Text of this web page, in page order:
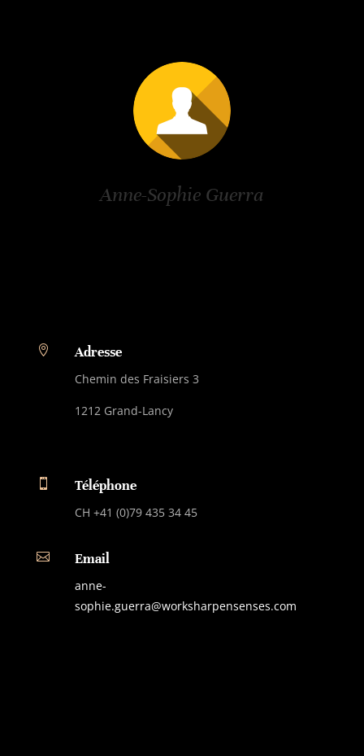
Anne-Sophie Guerra
 Adresse
Chemin des Fraisiers 3
1212 Grand-Lancy
 Téléphone
CH +41 (0)79 435 34 45
 Email
anne-
sophie.guerra@worksharpensenses.com